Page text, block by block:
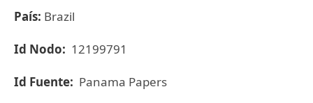
País: Brazil
Id Nodo: 12199791
Id Fuente: Panama Papers